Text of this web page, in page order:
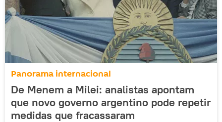
Panorama internacional
De Menem a Milei: analistas apontam
que novo governo argentino pode repetir
medidas que fracassaram